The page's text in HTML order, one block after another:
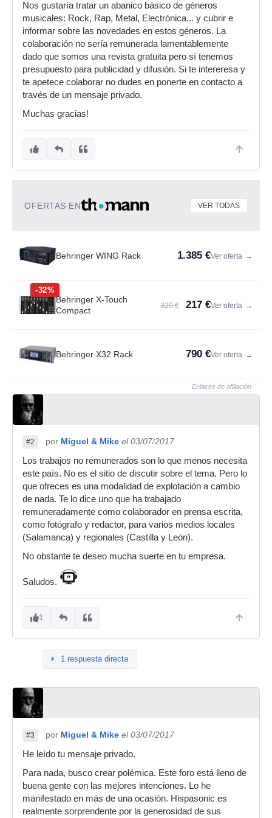
Nos gustaría tratar un abanico básico de géneros
musicales: Rock, Rap, Metal, Electrónica... y cubrir e
informar sobre las novedades en estos géneros. La
colaboración no sería remunerada lamentablemente
dado que somos una revista gratuita pero sí tenemos
presupuesto para publicidad y difusión. Si te intereresa y
te apetece colaborar no dudes en ponerte en contacto a
través de un mensaje privado.
Muchas gracias!
OFERTAS EN VER TODAS
Behringer WING Rack 1.385 €Ver oferta →
-32%
Behringer X-Touch
Compact
320 € 217 €Ver oferta →
Behringer X32 Rack 790 €Ver oferta →
Enlaces de afiliación
#2 por Miguel & Mike el 03/07/2017
Los trabajos no remunerados son lo que menos necesita
este país. No es el sitio de discutir sobre el tema. Pero lo
que ofreces es una modalidad de explotación a cambio
de nada. Te lo dice uno que ha trabajado
remuneradamente como colaborador en prensa escrita,
como fotógrafo y redactor, para varios medios locales
(Salamanca) y regionales (Castilla y León).
No obstante te deseo mucha suerte en tu empresa.
Saludos.
1
1 respuesta directa
#3 por Miguel & Mike el 03/07/2017
He leído tu mensaje privado.
Para nada, busco crear polémica. Este foro está lleno de
buena gente con las mejores intenciones. Lo he
manifestado en más de una ocasión. Hispasonic es
realmente sorprendente por la generosidad de sus